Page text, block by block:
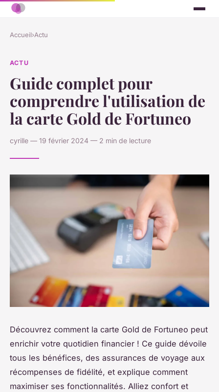
Accueil›Actu
ACTU
Guide complet pour
comprendre l'utilisation de
la carte Gold de Fortuneo
cyrille — 19 février 2024 — 2 min de lecture
Découvrez comment la carte Gold de Fortuneo peut
enrichir votre quotidien financier ! Ce guide dévoile
tous les bénéfices, des assurances de voyage aux
récompenses de fidélité, et explique comment
maximiser ses fonctionnalités. Alliez confort et